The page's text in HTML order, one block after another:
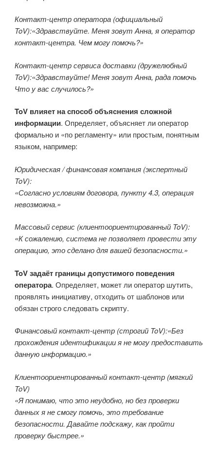
Контакт-центр оператора (официальный
ToV):«Здравствуйте. Меня зовут Анна, я оператор
контакт-центра. Чем могу помочь?»
Контакт-центр сервиса доставки (дружелюбный
ToV):«Здравствуйте! Меня зовут Анна, рада помочь
Что у вас случилось?»
ToV влияет на способ объяснения сложной
информации. Определяет, объясняет ли оператор
формально и «по регламенту» или простым, понятным
языком, например:
Юридическая / финансовая компания (экспертный
ToV):
«Согласно условиям договора, пункту 4.3, операция
невозможна.»
Массовый сервис (клиентоориентированный ToV):
«К сожалению, система не позволяет провести эту
операцию, это сделано для вашей безопасности.»
ToV задаёт границы допустимого поведения
оператора. Определяет, может ли оператор шутить,
проявлять инициативу, отходить от шаблонов или
обязан строго следовать скрипту.
Финансовый контакт-центр (строгий ToV):«Без
прохождения идентификации я не могу предоставить
данную информацию.»
Клиентоориентированный контакт-центр (мягкий
ToV)
«Я понимаю, что это неудобно, но без проверки
данных я не смогу помочь, это требование
безопасности. Давайте подскажу, как пройти
проверку быстрее.»